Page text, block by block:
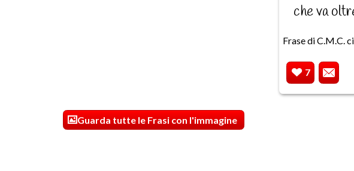
che va
Frase di C.M.C.
7
Guarda tutte le Frasi con l'immagine